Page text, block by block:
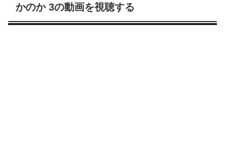
かのか 3の動画を視聴する